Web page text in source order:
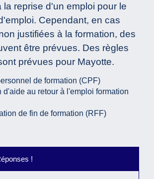
la reprise d'un emploi pour le
Cependant, en cas
justifiées à la formation, des
être prévues. Des règles
prévues pour Mayotte.
de formation (CPF)
d'aide au retour à l'emploi formation
de fin de formation (RFF)
!